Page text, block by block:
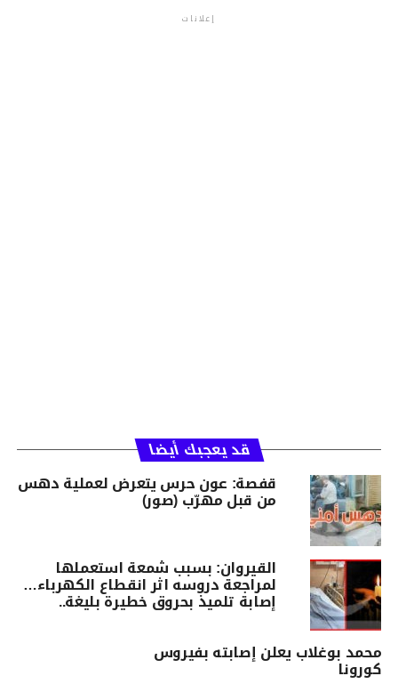
إعلانات
قد يعجبك أيضا
قفصة: عون حرس يتعرض لعملية دهس
من قبل مهرّب (صور)
القيروان: بسبب شمعة استعملها
لمراجعة دروسه اثر انقطاع الكهرباء…
إصابة تلميذ بحروق خطيرة بليغة..
محمد بوغلاب يعلن إصابته بفيروس
كورونا